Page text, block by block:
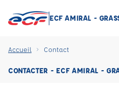
ECF AMIRAL -
Accueil Contact
CONTACTER - ECF AMIRAL -